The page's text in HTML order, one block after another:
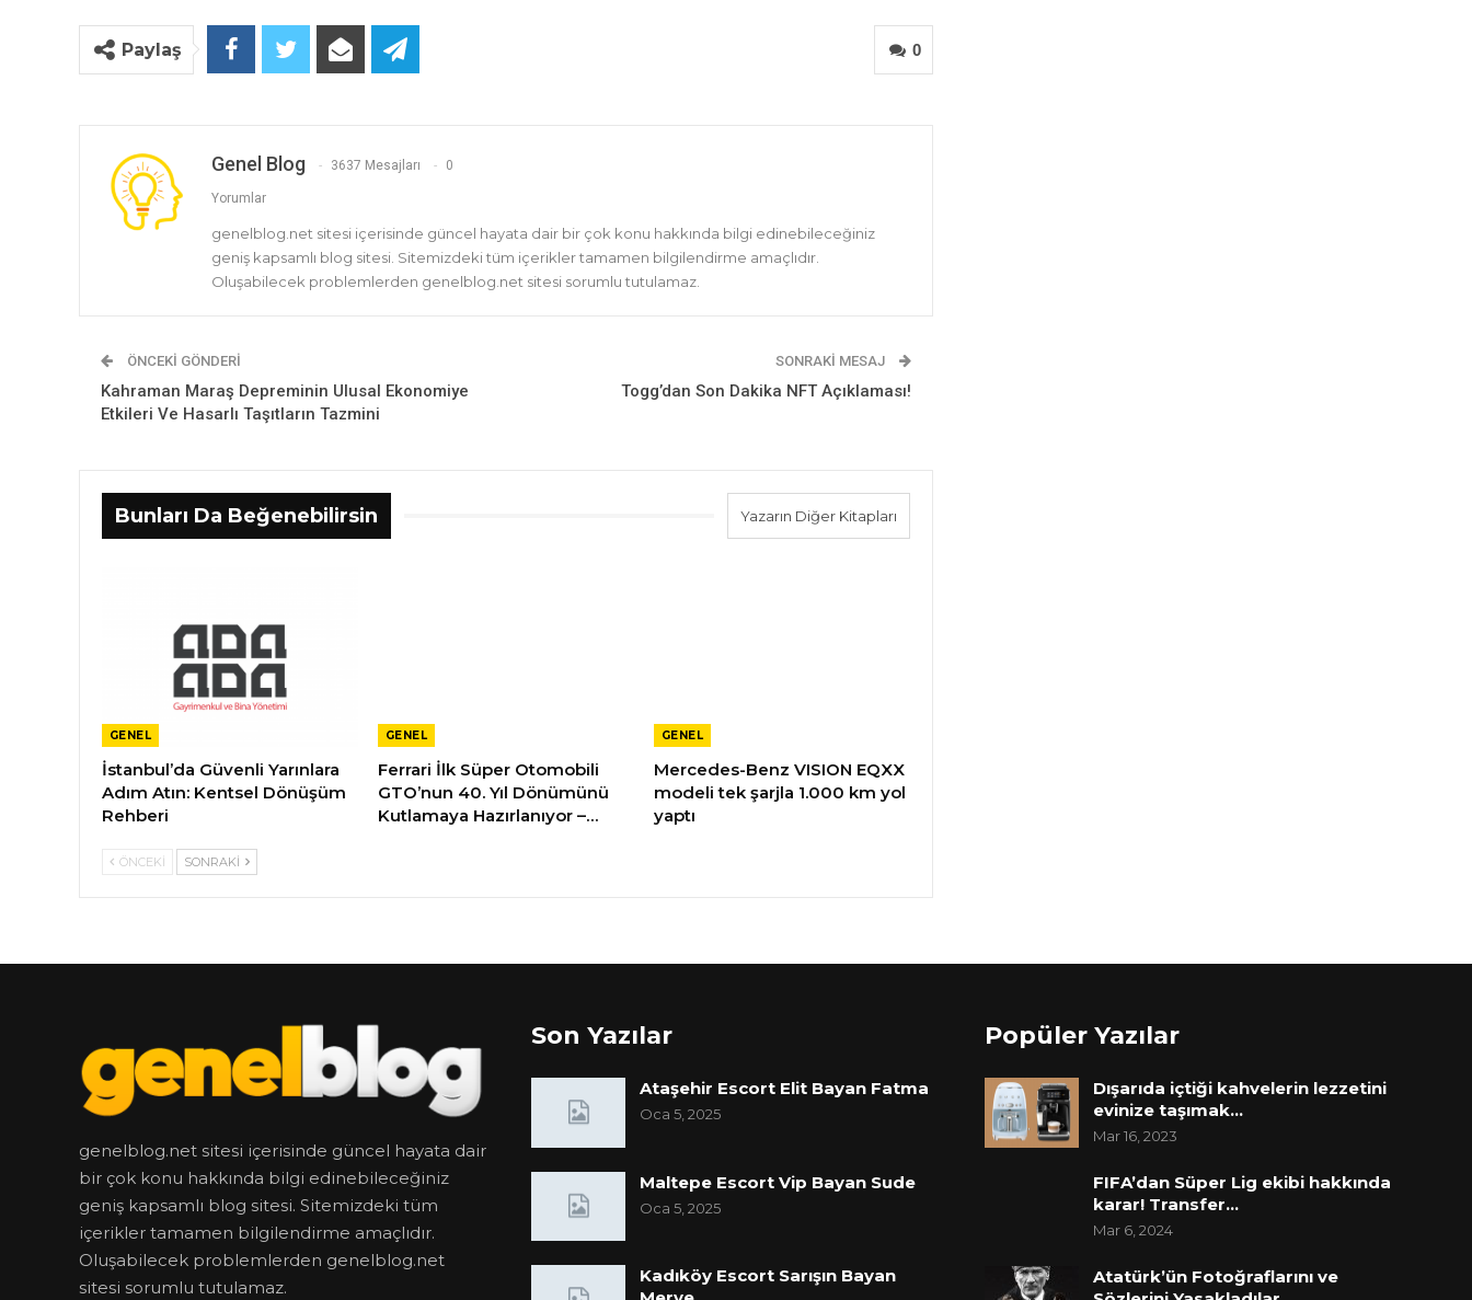
0
Paylaş
Genel Blog 3637 Mesajları 0
Yorumlar
genelblog.net sitesi içerisinde güncel hayata dair bir çok konu hakkında bilgi edinebileceğiniz
geniş kapsamlı blog sitesi. Sitemizdeki tüm içerikler tamamen bilgilendirme amaçlıdır.
Oluşabilecek problemlerden genelblog.net sitesi sorumlu tutulamaz.
ÖNCEKI GÖNDERI
Kahraman Maraş Depreminin Ulusal Ekonomiye
Etkileri Ve Hasarlı Taşıtların Tazmini
SONRAKI MESAJ
Togg’dan Son Dakika NFT Açıklaması!
Bunları Da Beğenebilirsin Yazarın Diğer Kitapları
GENEL
İstanbul’da Güvenli Yarınlara
Adım Atın: Kentsel Dönüşüm
Rehberi
GENEL
Ferrari İlk Süper Otomobili
GTO’nun 40. Yıl Dönümünü
Kutlamaya Hazırlanıyor –…
GENEL
Mercedes-Benz VISION EQXX
modeli tek şarjla 1.000 km yol
yaptı
ÖNCEKI SONRAKI
genelblog.net sitesi içerisinde güncel hayata dair
bir çok konu hakkında bilgi edinebileceğiniz
geniş kapsamlı blog sitesi. Sitemizdeki tüm
içerikler tamamen bilgilendirme amaçlıdır.
Oluşabilecek problemlerden genelblog.net
sitesi sorumlu tutulamaz.
Son Yazılar
Ataşehir Escort Elit Bayan Fatma
Oca 5, 2025
Maltepe Escort Vip Bayan Sude
Oca 5, 2025
Kadıköy Escort Sarışın Bayan
Popüler Yazılar
Dışarıda içtiği kahvelerin lezzetini
evinize taşımak…
Mar 16, 2023
FIFA’dan Süper Lig ekibi hakkında
karar! Transfer…
Mar 6, 2024
Atatürk’ün Fotoğraflarını ve